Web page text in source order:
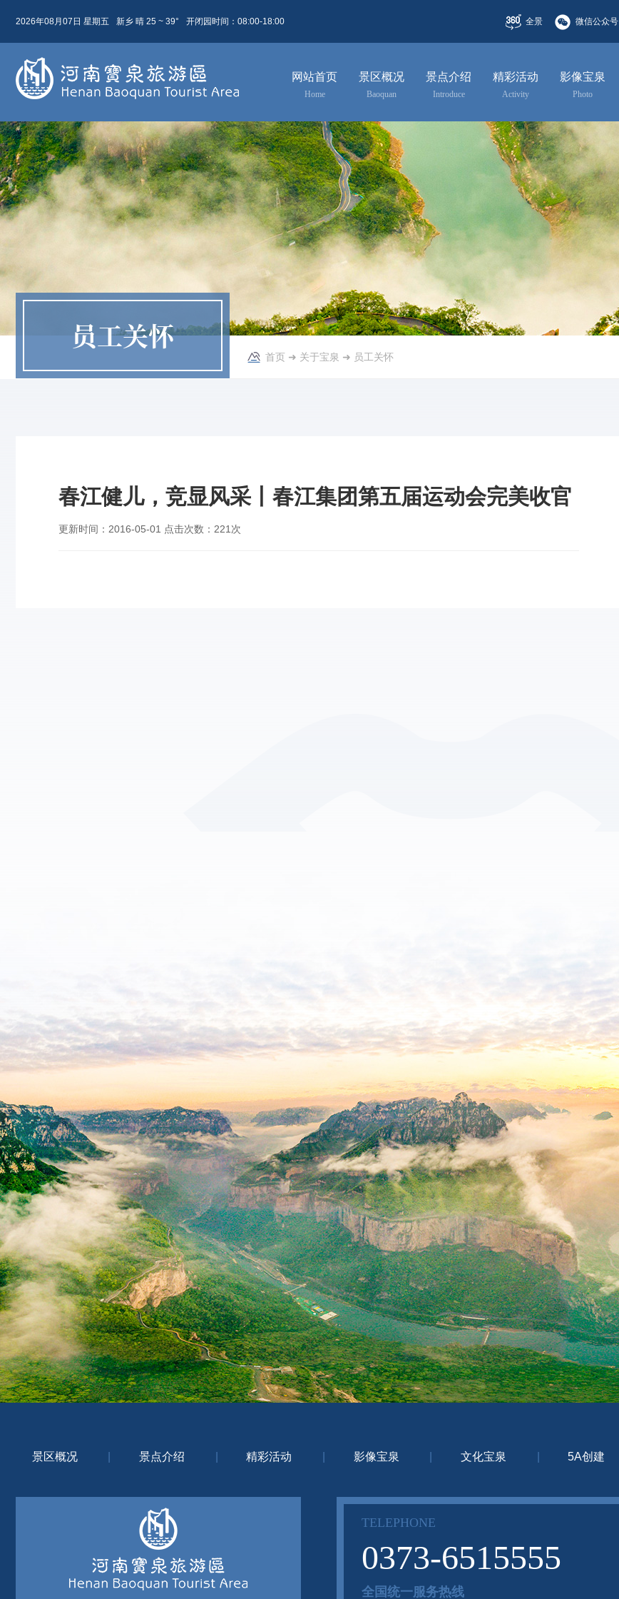
2026年08月07日 星期五 新乡 晴 25 ~ 39°
今天( 星期五)
25 ~ 39
晴
东北风 2级
明天( 星期六)
22 ~ 31
小雨
东北风 4级
后天( 星期日)
23 ~ 31
晴
东北风 3级
开闭园时间：08:00-18:00 全景 微信公众号
网站首页
Home
景区概况
Baoquan
景点介绍
Introduce
精彩活动
Activity
影像宝泉
Photo
员工关怀
首页 ➜ 关于宝泉 ➜ 员工关怀
春江健儿，竞显风采丨春江集团第五届运动会完美收官
更新时间： 2016-05-01 点击次数： 221次
景区概况 景点介绍 精彩活动 影像宝泉 文化宝泉 5A创建
TELEPHONE
0373-6515555
全国统一服务热线